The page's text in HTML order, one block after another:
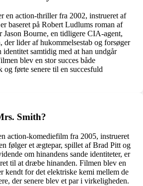
en action-thriller fra 2002, instrueret af
baseret på Robert Ludlums roman af
Jason Bourne, en tidligere CIA-agent,
der lider af hukommelsestab og forsøger
identitet samtidig med at han undgår
blev en stor succes både
førte senere til en succesfuld
Smith?
action-komediefilm fra 2005, instrueret
følger et ægtepar, spillet af Brad Pitt og
om hinandens sande identiteter, er
til at dræbe hinanden. Filmen blev en
kendt for det elektriske kemi mellem de
der senere blev et par i virkeligheden.